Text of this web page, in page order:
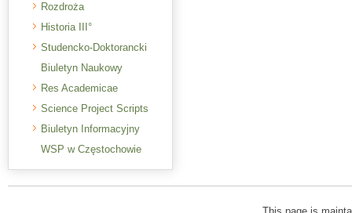
Rozdroża
Historia III°
Studencko-Doktorancki
Biuletyn Naukowy
Res Academicae
Science Project Scripts
Biuletyn Informacyjny
WSP w Częstochowie